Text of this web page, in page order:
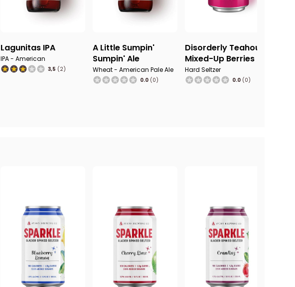
Lagunitas IPA
IPA - American
3,5 (2)
A Little Sumpin'
Sumpin' Ale
Wheat - American Pale Ale
0.0 (0)
Disorderly Teahouse
Mixed-Up Berries
Hard Seltzer
0.0 (0)